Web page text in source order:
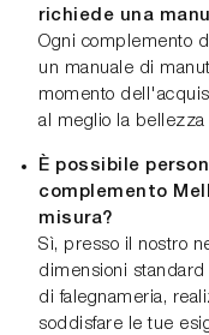
richiede una
Ogni complemento
un manuale di
momento
al meglio la
È possibile
complemento
misura?
Sì, presso il nostro
dimensioni
di falegnameria,
soddisfare le tue